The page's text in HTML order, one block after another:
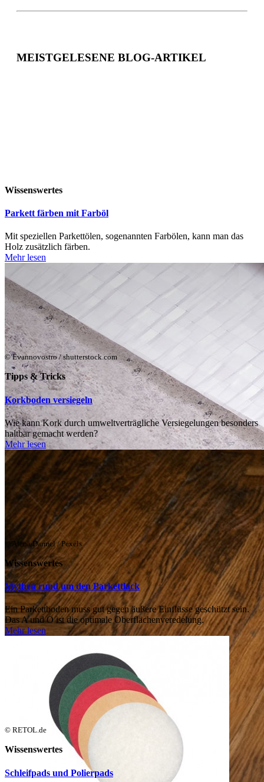
MEISTGELESENE BLOG-ARTIKEL
Wissenswertes
Parkett färben mit Farböl
Mit speziellen Parkettölen, sogenannten Farbölen, kann man das
Holz zusätzlich färben.
Mehr lesen
© Evannovostro / shutterstock.com
Tipps & Tricks
Korkboden versiegeln
Wie kann Kork durch umweltverträgliche Versiegelungen besonders
haltbar gemacht werden?
Mehr lesen
© Alena Darmel / Pexels
Wissenswertes
Mythen rund um den Parkettlack
Ein Parkettboden muss gut gegen äußere Einflüsse geschützt sein.
Das A und O ist die optimale Oberflächenveredelung.
Mehr lesen
© RETOL.de
Wissenswertes
Schleifpads und Polierpads